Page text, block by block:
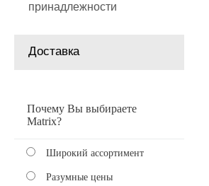
принадлежности
Доставка
Почему Вы выбираете
Matrix?
Широкий ассортимент
Разумные цены